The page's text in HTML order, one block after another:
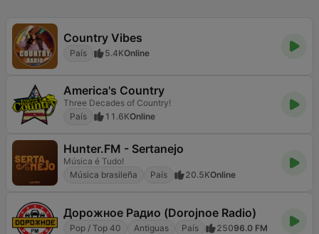
Country Vibes
País 5.4KOnline
America's Country
Three Decades of Country!
País
11.6KOnline
Hunter.FM - Sertanejo
Música é Tudo!
Música brasileña
País 20.5KOnline
Дорожное Радио (Dorojnoe Radio)
Pop / Top 40 Antiguas País 25096.0 FM